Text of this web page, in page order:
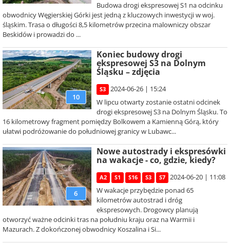
Budowa drogi ekspresowej S1 na odcinku
obwodnicy Węgierskiej Górki jest jedną z kluczowych inwestycji w woj.
śląskim. Trasa o długości 8,5 kilometrów przecina malowniczy obszar
Beskidów i prowadzi do ...
10
Koniec budowy drogi
ekspresowej S3 na Dolnym
Śląsku – zdjęcia
S3
2024-06-26 | 15:24
W lipcu otwarty zostanie ostatni odcinek
drogi ekspresowej S3 na Dolnym Śląsku. To
16 kilometrowy fragment pomiędzy Bolkowem a Kamienną Górą, który
ułatwi podróżowanie do południowej granicy w Lubawc...
6
Nowe autostrady i ekspresówki
na wakacje - co, gdzie, kiedy?
A2 S1 S16 S3 S7
2024-06-20 | 11:08
W wakacje przybędzie ponad 65
kilometrów autostrad i dróg
ekspresowych. Drogowcy planują
otworzyć ważne odcinki tras na południu kraju oraz na Warmii i
Mazurach. Z dokończonej obwodnicy Koszalina i Si...